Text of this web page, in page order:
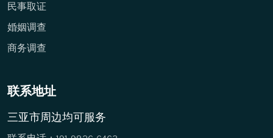
民事取证
婚姻调查
商务调查
联系地址
三亚市周边均可服务